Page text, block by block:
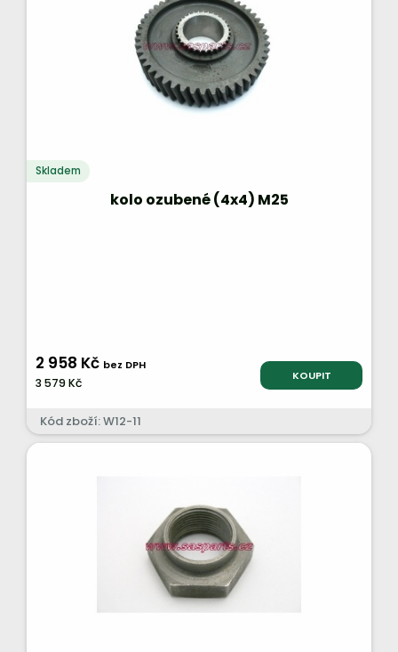
Skladem
kolo ozubené (4x4) M25
2 958 Kč bez DPH
3 579 Kč KOUPIT
Kód zboží: W12-11